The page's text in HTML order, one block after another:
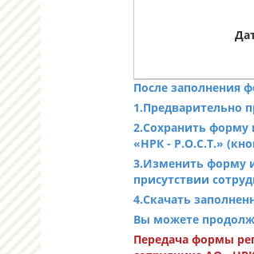
После заполнения
1.Предварительно
2.Сохранить форму
«НРК - Р.О.С.Т.»
3.Изменить форму
присутствии
4.Скачать
Вы можете
Передача формы